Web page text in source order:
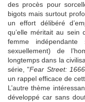
des procès pour
bigots mais surtout
un effort délibéré
qu’elle méritait au sein
femme
sexuellement) de
longtemps dans la
série, "Fear Street: 1666
un rappel efficace de
L’autre thème
développé car sans